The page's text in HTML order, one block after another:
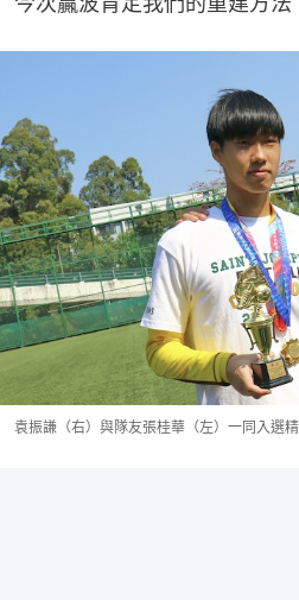
袁振謙（右）與隊友張桂華（左）一同入選